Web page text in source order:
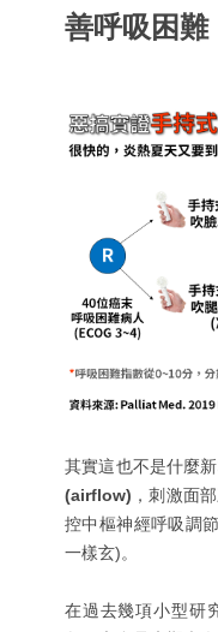
善呼吸困難
其實這也不是什麼
(airflow) ，刺激面
控中樞神經呼吸調
一樣玄)。
在過去幾項小型研